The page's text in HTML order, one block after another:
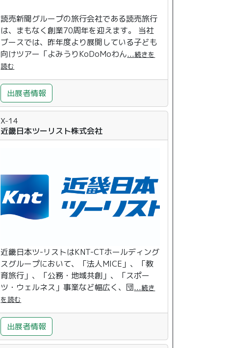
読売新聞グループの旅行会社である読売旅行
は、まもなく創業70周年を迎えます。 当社
ブースでは、昨年度より展開している子ども
向けツアー「よみうりKoDoMoわん...続きを
読む
出展者情報
X-14
近畿日本ツーリスト株式会社
近畿日本ツ-リストはKNT-CTホールディング
スグループにおいて、「法人MICE」、「教
育旅行」、「公務・地域共創」、「スポー
ツ・ウェルネス」事業など幅広く、団...続き
を読む
出展者情報